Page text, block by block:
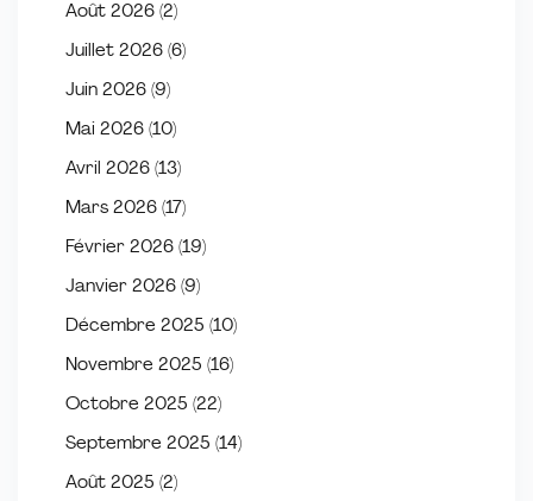
Août 2026 (2)
Juillet 2026 (6)
Juin 2026 (9)
Mai 2026 (10)
Avril 2026 (13)
Mars 2026 (17)
Février 2026 (19)
Janvier 2026 (9)
Décembre 2025 (10)
Novembre 2025 (16)
Octobre 2025 (22)
Septembre 2025 (14)
Août 2025 (2)